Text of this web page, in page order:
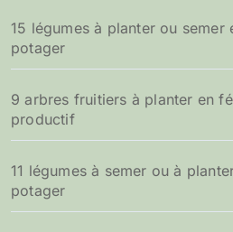
15 légumes à planter ou semer
potager
9 arbres fruitiers à planter en
productif
11 légumes à semer ou à
potager